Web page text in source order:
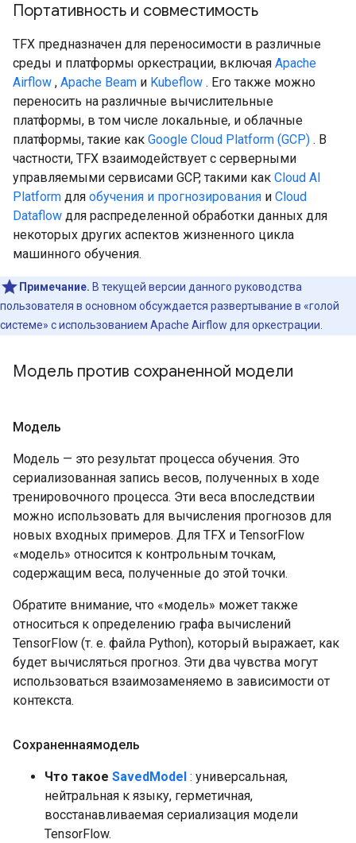
Портативность и совместимость
TFX предназначен для переносимости в различные
среды и платформы оркестрации, включая Apache
Airflow , Apache Beam и Kubeflow . Его также можно
переносить на различные вычислительные
платформы, в том числе локальные, и облачные
платформы, такие как Google Cloud Platform (GCP) . В
частности, TFX взаимодействует с серверными
управляемыми сервисами GCP, такими как Cloud AI
Platform для обучения и прогнозирования и Cloud
Dataflow для распределенной обработки данных для
некоторых других аспектов жизненного цикла
машинного обучения.
Примечание. В текущей версии данного руководства
пользователя в основном обсуждается развертывание в «голой
системе» с использованием Apache Airflow для оркестрации.
Модель против сохраненной модели
Модель
Модель — это результат процесса обучения. Это
сериализованная запись весов, полученных в ходе
тренировочного процесса. Эти веса впоследствии
можно использовать для вычисления прогнозов для
новых входных примеров. Для TFX и TensorFlow
«модель» относится к контрольным точкам,
содержащим веса, полученные до этой точки.
Обратите внимание, что «модель» может также
относиться к определению графа вычислений
TensorFlow (т. е. файла Python), который выражает, как
будет вычисляться прогноз. Эти два чувства могут
использоваться взаимозаменяемо в зависимости от
контекста.
Сохраненнаямодель
Что такое SavedModel : универсальная,
нейтральная к языку, герметичная,
восстанавливаемая сериализация модели
TensorFlow.